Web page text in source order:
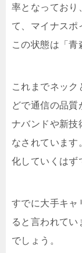
率となっており
て、マイナスポ
この状態は「青
これまでネック
どで通信の品質
ナバンドや新技
なされています
化していくはず
すでに大手キャ
ると言われてい
でしょう。